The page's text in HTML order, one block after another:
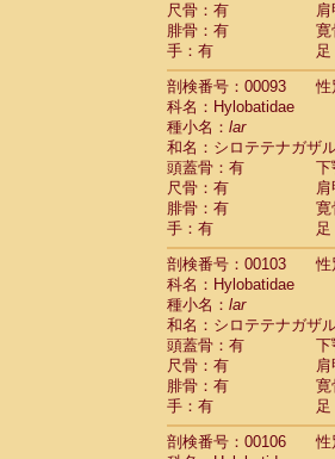
尺骨：有
腓骨：有
寛
手：有
足
剖検番号：00093
性
科名：Hylobatidae
種小名： lar
和名：シロテテナガザ
頭蓋骨：有
下
尺骨：有
腓骨：有
寛
手：有
足
剖検番号：00103
性
科名：Hylobatidae
種小名： lar
和名：シロテテナガザ
頭蓋骨：有
下
尺骨：有
腓骨：有
寛
手：有
足
剖検番号：00106
性